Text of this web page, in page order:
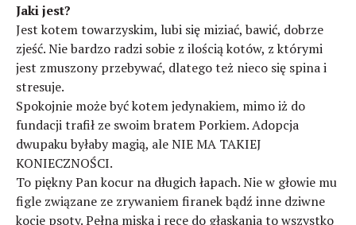
Jaki jest?
Jest kotem towarzyskim, lubi się miziać, bawić, dobrze
zjeść. Nie bardzo radzi sobie z ilością kotów, z którymi
jest zmuszony przebywać, dlatego też nieco się spina i
stresuje.
Spokojnie może być kotem jedynakiem, mimo iż do
fundacji trafił ze swoim bratem Porkiem. Adopcja
dwupaku byłaby magią, ale NIE MA TAKIEJ
KONIECZNOŚCI.
To piękny Pan kocur na długich łapach. Nie w głowie mu
figle związane ze zrywaniem firanek bądź inne dziwne
kocie psoty. Pełna miska i ręce do głaskania to wszystko